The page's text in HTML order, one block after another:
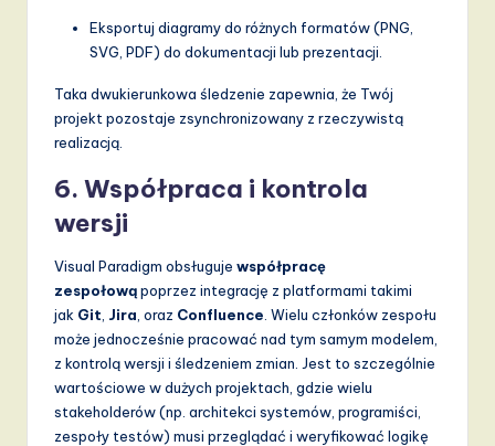
Eksportuj diagramy do różnych formatów (PNG,
SVG, PDF) do dokumentacji lub prezentacji.
Taka dwukierunkowa śledzenie zapewnia, że Twój
projekt pozostaje zsynchronizowany z rzeczywistą
realizacją.
6. Współpraca i kontrola
wersji
Visual Paradigm obsługuje współpracę
zespołowąpoprzez integrację z platformami takimi
jak Git Jira , oraz Confluence . Wielu członków zespołu
może jednocześnie pracować nad tym samym modelem,
z kontrolą wersji i śledzeniem zmian. Jest to szczególnie
wartościowe w dużych projektach, gdzie wielu
stakeholderów (np. architekci systemów, programiści,
zespoły testów) musi przeglądać i weryfikować logikę